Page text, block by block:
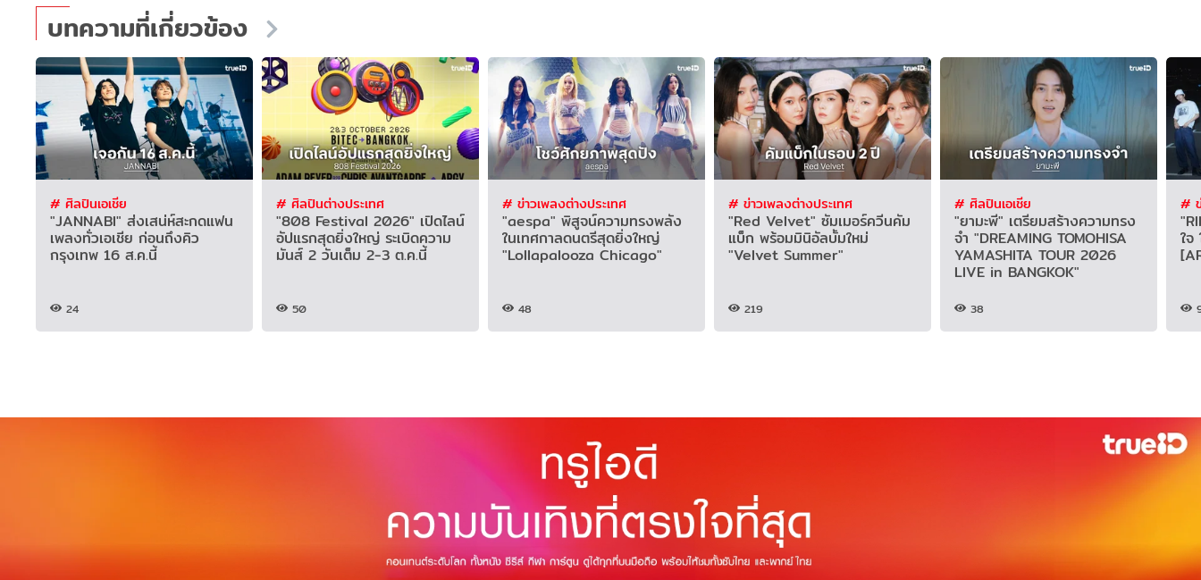
บทความที่เกี่ยวข้อง
# ศิลปินเอเชีย
"JANNABI" ส่งเสน่ห์สะกดแฟน
เพลงทั่วเอเชีย ก่อนถึงคิว
กรุงเทพ 16 ส.ค.นี้
24
# ศิลปินต่างประเทศ
"808 Festival 2026" เปิดไลน์
อัปแรกสุดยิ่งใหญ่ ระเบิดความ
มันส์ 2 วันเต็ม 2-3 ต.ค.นี้
50
# ข่าวเพลงต่างประเทศ
"aespa" พิสูจน์ความทรงพลัง
ในเทศกาลดนตรีสุดยิ่งใหญ่
"Lollapalooza Chicago"
48
# ข่าวเพลงต่างประเทศ
"Red Velvet" ซัมเมอร์ควีนคัม
แบ็ก พร้อมมินิอัลบั้มใหม่
"Velvet Summer"
219
# ศิลปินเอเชีย
"ยามะพี" เตรียมสร้างความทรง
จำ "DREAMING TOMOHISA
YAMASHITA TOUR 2026
LIVE in BANGKOK"
38
#
ใจ